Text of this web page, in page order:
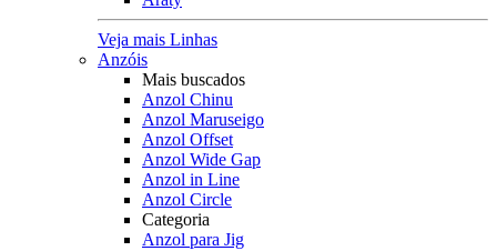
Veja mais Linhas
Anzóis
Mais buscados
Anzol Chinu
Anzol Maruseigo
Anzol Offset
Anzol Wide Gap
Anzol in Line
Anzol Circle
Categoria
Anzol para Jig